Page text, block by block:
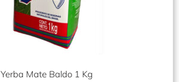
Yerba Mate Baldo 1 Kg